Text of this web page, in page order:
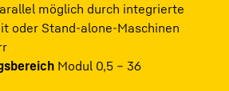
möglich durch integrierte
oder Stand-alone-Maschinen
Modul 0,5 – 36